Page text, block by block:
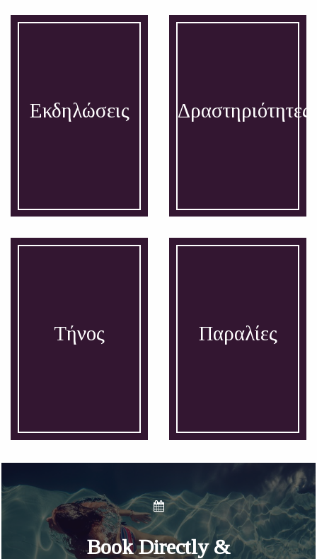
Εκδηλώσεις Δραστηριότητες
Τήνος Παραλίες
Book Directly &